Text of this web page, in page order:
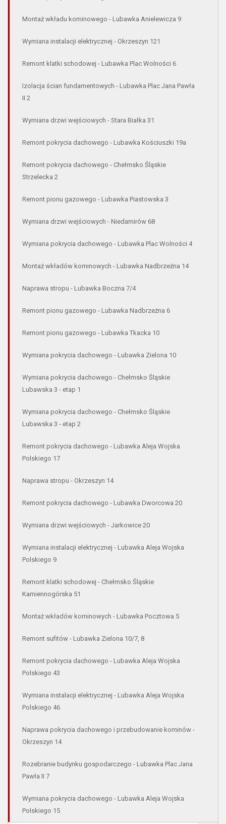
Montaż wkładu kominowego - Lubawka Anielewicza 9
Wymiana instalacji elektrycznej - Okrzeszyn 121
Remont klatki schodowej - Lubawka Plac Wolności 6
Izolacja ścian fundamentowych - Lubawka Plac Jana Pawła
II 2
Wymiana drzwi wejściowych - Stara Białka 31
Remont pokrycia dachowego - Lubawka Kościuszki 19a
Remont pokrycia dachowego - Chełmsko Śląskie
Strzelecka 2
Remont pionu gazowego - Lubawka Piastowska 3
Wymiana drzwi wejściowych - Niedamirów 68
Wymiana pokrycia dachowego - Lubawka Plac Wolności 4
Montaż wkładów kominowych - Lubawka Nadbrzeżna 14
Naprawa stropu - Lubawka Boczna 7/4
Remont pionu gazowego - Lubawka Nadbrzeżna 6
Remont pionu gazowego - Lubawka Tkacka 10
Wymiana pokrycia dachowego - Lubawka Zielona 10
Wymiana pokrycia dachowego - Chełmsko Śląskie
Lubawska 3 - etap 1
Wymiana pokrycia dachowego - Chełmsko Śląskie
Lubawska 3 - etap 2
Remont pokrycia dachowego - Lubawka Aleja Wojska
Polskiego 17
Naprawa stropu - Okrzeszyn 14
Remont pokrycia dachowego - Lubawka Dworcowa 20
Wymiana drzwi wejściowych - Jarkowice 20
Wymiana instalacji elektrycznej - Lubawka Aleja Wojska
Polskiego 9
Remont klatki schodowej - Chełmsko Śląskie
Kamiennogórska 51
Montaż wkładów kominowych - Lubawka Pocztowa 5
Remont sufitów - Lubawka Zielona 10/7, 8
Remont pokrycia dachowego - Lubawka Aleja Wojska
Polskiego 43
Wymiana instalacji elektrycznej - Lubawka Aleja Wojska
Polskiego 46
Naprawa pokrycia dachowego i przebudowanie kominów -
Okrzeszyn 14
Rozebranie budynku gospodarczego - Lubawka Plac Jana
Pawła II 7
Wymiana pokrycia dachowego - Lubawka Aleja Wojska
Polskiego 15